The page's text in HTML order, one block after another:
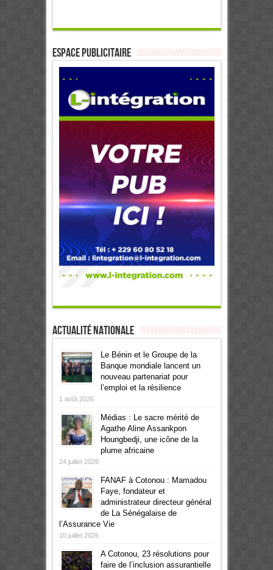
ESPACE PUBLICITAIRE
Actualité Nationale
Le Bénin et le Groupe de la
Banque mondiale lancent un
nouveau partenariat pour
l’emploi et la résilience
1 août 2026
Médias : Le sacre mérité de
Agathe Aline Assankpon
Houngbedji, une icône de la
plume africaine
24 juillet 2026
FANAF à Cotonou : Mamadou
Faye, fondateur et
administrateur directeur général
de La Sénégalaise de
l’Assurance Vie
10 juillet 2026
A Cotonou, 23 résolutions pour
faire de l’inclusion assurantielle